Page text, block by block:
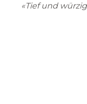
«Tief und